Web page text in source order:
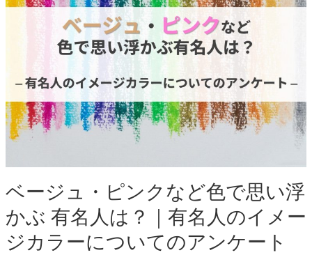
キ
に
ベージュ・ピンクなど色で思い浮
かぶ 有名人は？｜有名人のイメー
ジカラーについてのアンケート